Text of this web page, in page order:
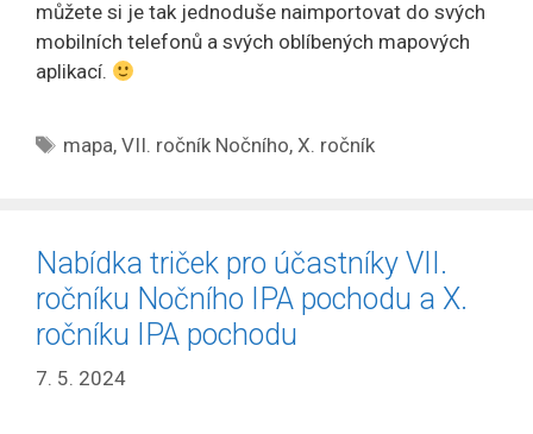
můžete si je tak jednoduše naimportovat do svých
mobilních telefonů a svých oblíbených mapových
aplikací.
Štítky
mapa,VII. ročník Nočního,X. ročník
Nabídka triček pro účastníky VII.
ročníku Nočního IPA pochodu a X.
ročníku IPA pochodu
7. 5. 2024